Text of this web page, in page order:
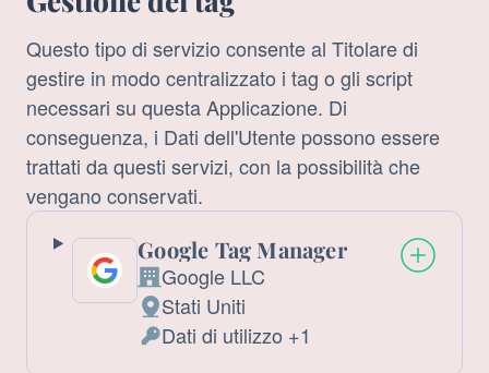
Questo tipo di servizio consente al Titolare di
gestire in modo centralizzato i tag o gli script
necessari su questa Applicazione. Di
conseguenza, i Dati dell'Utente possono essere
trattati da questi servizi, con la possibilità che
vengano conservati.
Google Tag Manager
Azienda:
Google LLC
Luogo
del
Stati Uniti
DatiDati di utilizzo +1